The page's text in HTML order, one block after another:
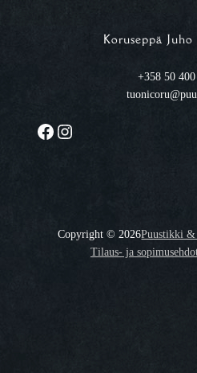
Koruseppä
+358 50
Facebook Instagram
Copyright ©2026Puustikki
Tilaus- ja